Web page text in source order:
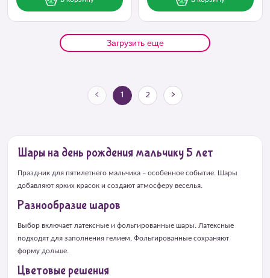
Загрузить еще
< 1 2 >
Шары на день рождения мальчику 5 лет
Праздник для пятилетнего мальчика – особенное событие. Шары
добавляют ярких красок и создают атмосферу веселья.
Разнообразие шаров
Выбор включает латексные и фольгированные шары. Латексные
подходят для заполнения гелием. Фольгированные сохраняют
форму дольше.
Цветовые решения